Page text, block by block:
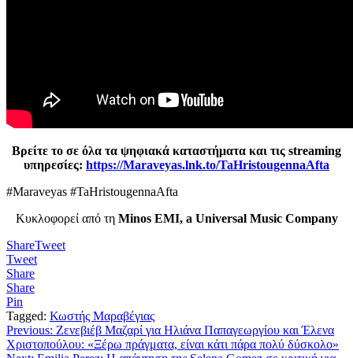
Βρείτε το σε όλα τα ψηφιακά καταστήματα και τις streaming
υπηρεσίες: https://Maraveyas.lnk.to/TaHristougennaAfta
#Maraveyas #TaHristougennaAfta
Κυκλοφορεί από τη Minos EMI, a Universal Music Company
ShareTweet
Tweet
Share
Share
Pin
Tagged: Κωστής Μαραβέγιας
Πλοήγηση
Previous: Ζενεβιέβ Μαζαρί για Ηλιάνα Παπαγεωργίου και Έλενα
Χριστοπούλου: «Ξέρω πράγματα, είναι κάτι πάρα πολύ δύσκολο»